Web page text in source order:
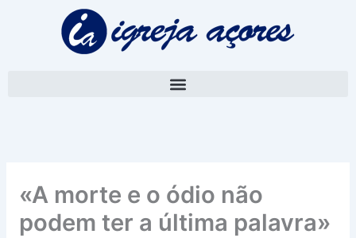
«A morte e o ódio não
podem ter a última palavra»